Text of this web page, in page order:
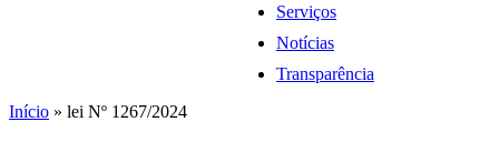
Serviços
Notícias
Transparência
Início » lei Nº 1267/2024